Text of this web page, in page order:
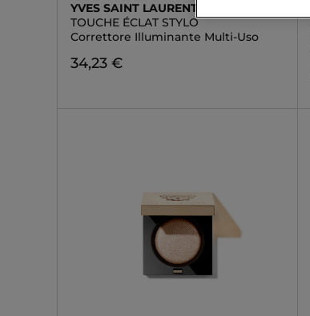
YVES SAINT LAURENT
TOUCHE ÉCLAT STYLO
Correttore Illuminante Multi-Uso
34,23 €